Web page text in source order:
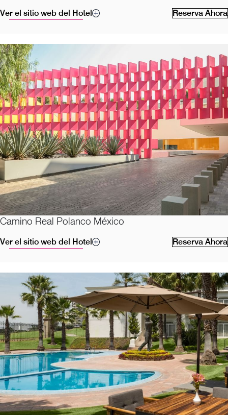
Ver el sitio web del Hotel Reserva Ahora
Camino Real Polanco México
Ver el sitio web del Hotel Reserva Ahora